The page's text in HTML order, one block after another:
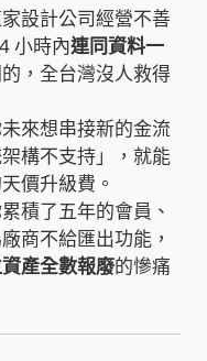
家設計公司經營不善
小時內連同資料一
，全台灣沒人救得
未來想串接新的金流
構不支持」，就能
價升級費。
累積了五年的會員、
商不給匯出功能，
產全數報廢的慘痛